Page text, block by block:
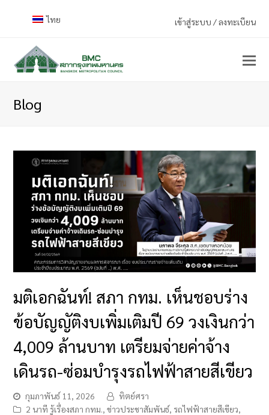
ไทย เข้าสู่ระบบ / ลงทะเบียน
Blog
มติเอกฉันท์! สภา กทม. เห็นชอบร่าง
ข้อบัญญัติงบเพิ่มเติมปี 69 วงเงินกว่า
4,009 ล้านบาท เตรียมจ่ายค่าจ้าง
เดินรถ-ซ่อมบำรุงรถไฟฟ้าสายสีเขียว
กุมภาพันธ์ 11, 2026
ทิตย์ศรา
2 นาที รู้เรื่องสภา กทม.
ข่าวประชาสัมพันธ์, รถไฟฟ้าสายสีเขียว